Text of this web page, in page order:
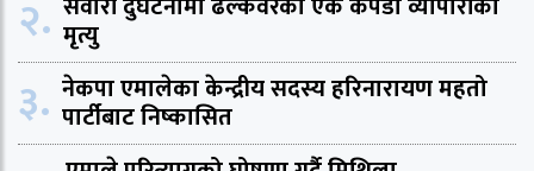
२. मृत्यु
३. नेकपा एमालेका केन्द्रीय सदस्य हरिनारायण महतो
पार्टीबाट निष्कासित